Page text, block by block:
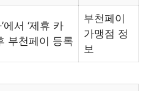
에서 ‘제휴 카
부천페이 등록
부천페이
가맹점 정
보